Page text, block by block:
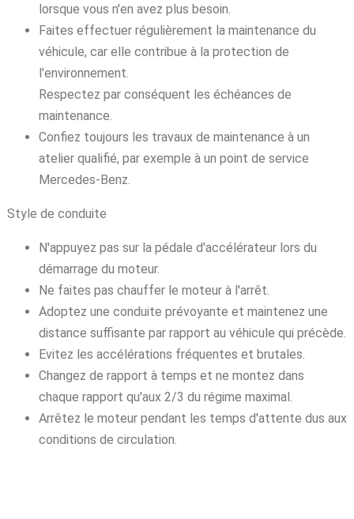
lorsque vous n'en avez plus besoin.
Faites effectuer régulièrement la maintenance du
véhicule, car elle contribue à la protection de
l'environnement.
Respectez par conséquent les échéances de
maintenance.
Confiez toujours les travaux de maintenance à un
atelier qualifié, par exemple à un point de service
Mercedes-Benz.
Style de conduite
N'appuyez pas sur la pédale d'accélérateur lors du
démarrage du moteur.
Ne faites pas chauffer le moteur à l'arrêt.
Adoptez une conduite prévoyante et maintenez une
distance suffisante par rapport au véhicule qui précède.
Evitez les accélérations fréquentes et brutales.
Changez de rapport à temps et ne montez dans
chaque rapport qu'aux 2/3 du régime maximal.
Arrêtez le moteur pendant les temps d'attente dus aux
conditions de circulation.